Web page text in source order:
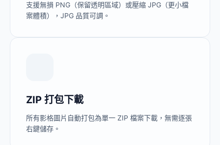
支援無損 PNG（保留透明區域）或壓縮 JPG（更小檔
案體積），JPG 品質可調。
ZIP 打包下載
所有影格圖片自動打包為單一 ZIP 檔案下載，無需逐張
右鍵儲存。